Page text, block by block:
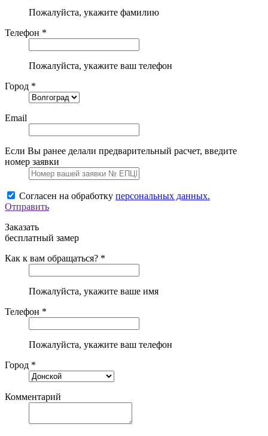
Пожалуйста, укажите фамилию
Телефон *
Пожалуйста, укажите ваш телефон
Город *
Email
Если Вы ранее делали предварительный расчет, введите
номер заявки
Согласен на обработку персональных данных.
Отправить
Заказать
бесплатный замер
Как к вам обращаться? *
Пожалуйста, укажите ваше имя
Телефон *
Пожалуйста, укажите ваш телефон
Город *
Комментарий